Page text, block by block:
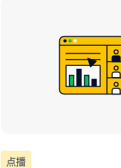
点播